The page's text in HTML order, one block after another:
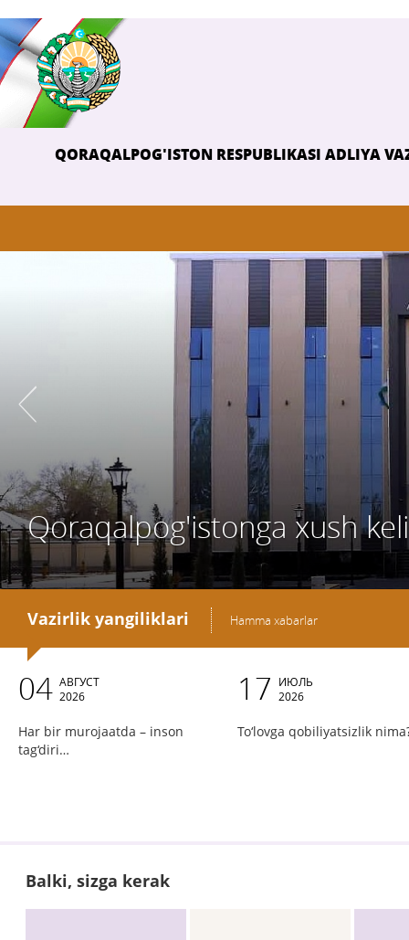
QORAQALPOG'ISTON RESPUBLIKASI ADLIYA
Qoraqalpog'istonga xush
Vazirlik yangiliklari Hamma xabarlar
04 АВГУСТ
2026
Har bir murojaatda – inson
tag‘diri…
17 ИЮЛЬ
2026
To‘lovga qobiliyatsizlik
Balki, sizga kerak